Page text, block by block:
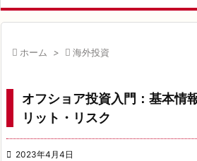
 ホーム >  海外投資
オフショア投資入門：基本情
リット・リスク
 2023年4月4日